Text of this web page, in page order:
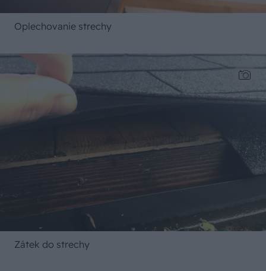
Oplechovanie strechy
Zátek do strechy